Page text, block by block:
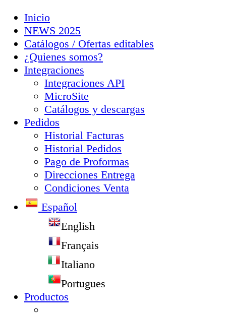
Inicio
NEWS 2025
Catálogos / Ofertas editables
¿Quienes somos?
Integraciones
Integraciones API
MicroSite
Catálogos y descargas
Pedidos
Historial Facturas
Historial Pedidos
Pago de Proformas
Direcciones Entrega
Condiciones Venta
Español
English
Français
Italiano
Portugues
Productos